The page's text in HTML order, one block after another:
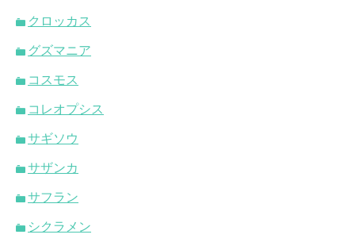
クロッカス
グズマニア
コスモス
コレオプシス
サギソウ
サザンカ
サフラン
シクラメン